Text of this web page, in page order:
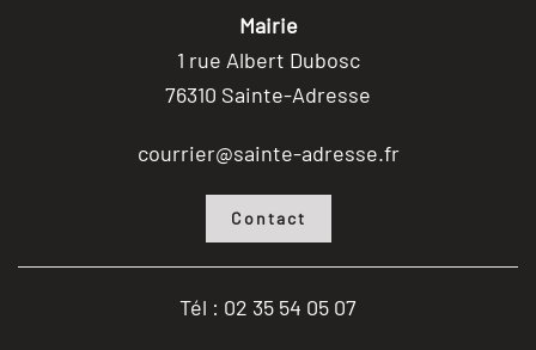
Mairie
1 rue Albert Dubosc
76310 Sainte-Adresse
courrier@sainte-adresse.fr
Contact
Tél : 02 35 54 05 07